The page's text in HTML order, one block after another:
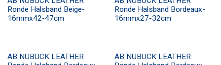
Ronde Halsband Beige-
16mmx42-47cm
Ronde Halsband Bordeaux-
16mmx27-32cm
AB NUBUCK LEATHER
AB NUBUCK LEATHER